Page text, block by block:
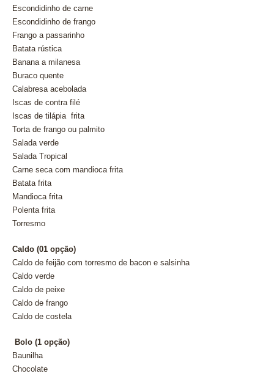
Escondidinho de carne
Escondidinho de frango
Frango a passarinho
Batata rústica
Banana a milanesa
Buraco quente
Calabresa acebolada
Iscas de contra filé
Iscas de tilápia frita
Torta de frango ou palmito
Salada verde
Salada Tropical
Carne seca com mandioca frita
Batata frita
Mandioca frita
Polenta frita
Torresmo
Caldo (01 opção)
Caldo de feijão com torresmo de bacon e salsinha
Caldo verde
Caldo de peixe
Caldo de frango
Caldo de costela
Bolo (1 opção)
Baunilha
Chocolate